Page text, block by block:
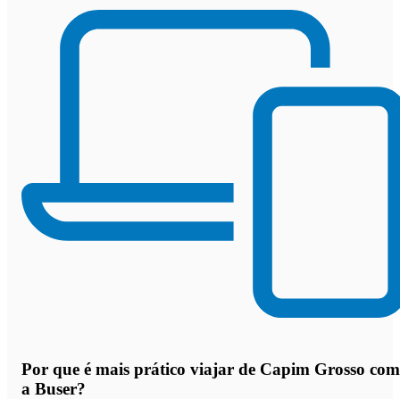
Por que é mais prático viajar de Capim Grosso com
a Buser?